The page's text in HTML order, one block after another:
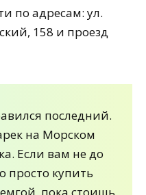
по адресам: ул.
158 и проезд
последний.
на Морском
Если вам не до
просто купить